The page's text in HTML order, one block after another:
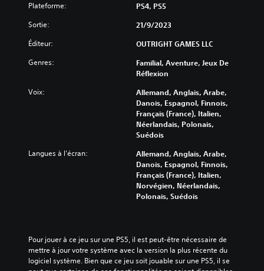
Plateforme: PS4, PS5
Sortie: 21/9/2023
Éditeur: OUTRIGHT GAMES LLC
Genres:
Familial, Aventure, Jeux De
Réflexion
Voix:
Allemand, Anglais, Arabe,
Danois, Espagnol, Finnois,
Français (France), Italien,
Néerlandais, Polonais,
Suédois
Langues à l'écran:
Allemand, Anglais, Arabe,
Danois, Espagnol, Finnois,
Français (France), Italien,
Norvégien, Néerlandais,
Polonais, Suédois
Pour jouer à ce jeu sur une PS5, il est peut-être nécessaire de
mettre à jour votre système avec la version la plus récente du
logiciel système. Bien que ce jeu soit jouable sur une PS5, il se